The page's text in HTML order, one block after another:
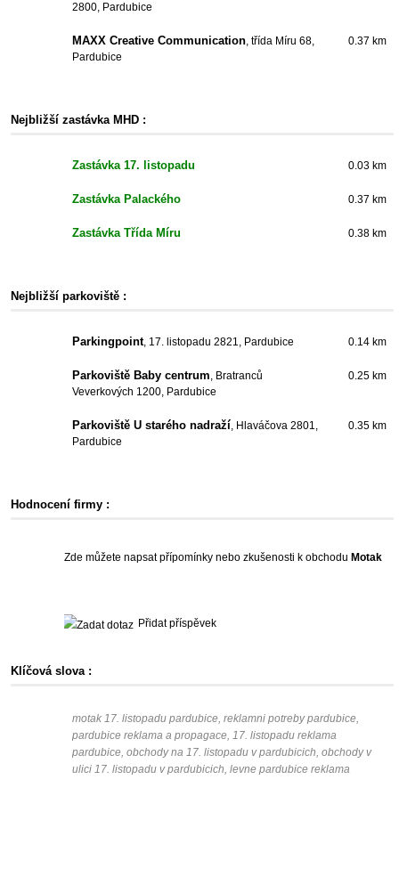
2800, Pardubice
MAXX Creative Communication, třída Míru 68,
Pardubice
0.37 km
Nejbližší zastávka MHD :
Zastávka 17. listopadu 0.03 km
Zastávka Palackého 0.37 km
Zastávka Třída Míru 0.38 km
Nejbližší parkoviště :
Parkingpoint, 17. listopadu 2821, Pardubice 0.14 km
Parkoviště Baby centrum, Bratranců
Veverkových 1200, Pardubice
0.25 km
Parkoviště U starého nadraží, Hlaváčova 2801,
Pardubice
0.35 km
Hodnocení firmy :
Zde můžete napsat přípomínky nebo zkušenosti k obchodu Motak
Přidat příspěvek
Klíčová slova :
motak 17. listopadu pardubice, reklamni potreby pardubice,
pardubice reklama a propagace, 17. listopadu reklama
pardubice, obchody na 17. listopadu v pardubicich, obchody v
ulici 17. listopadu v pardubicich, levne pardubice reklama